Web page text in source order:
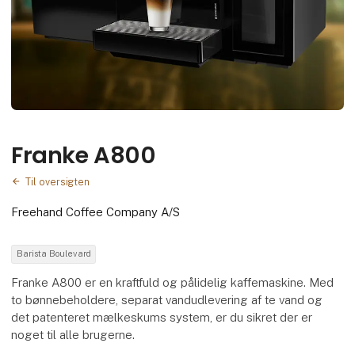
Franke A800
Til oversigten
Freehand Coffee Company A/S
Barista Boulevard
Franke A800 er en kraftfuld og pålidelig kaffemaskine. Med
to bønnebeholdere, separat vandudlevering af te vand og
det patenteret mælkeskums system, er du sikret der er
noget til alle brugerne.